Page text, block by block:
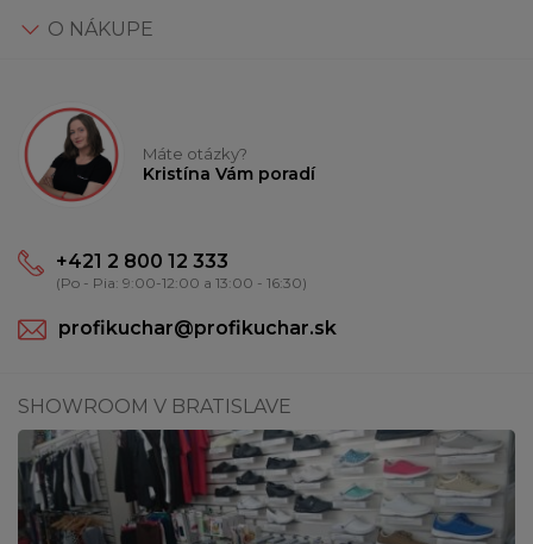
O NÁKUPE
Máte otázky?
Kristína Vám poradí
+421 2 800 12 333
(Po - Pia: 9:00-12:00 a 13:00 - 16:30)
profikuchar@profikuchar.sk
SHOWROOM V BRATISLAVE